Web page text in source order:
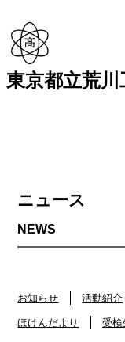
東京都立荒
ニュース
お知らせ 活動紹介
ほけんだより 受検